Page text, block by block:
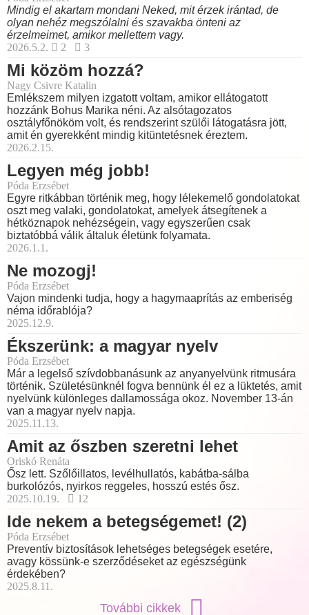
Mindig el akartam mondani Neked, mit érzek irántad, de
olyan nehéz megszólalni és szavakba önteni az
érzelmeimet, amikor mellettem vagy.
2026.5.2.
2 3
Mi közöm hozzá?
Nagy Csivre Katalin
Emlékszem milyen izgatott voltam, amikor ellátogatott
hozzánk Bohus Marika néni. Az alsótagozatos
osztályfőnököm volt, és rendszerint szülői látogatásra jött,
amit én gyerekként mindig kitüntetésnek éreztem.
2026.2.15.
Legyen még jobb!
Póda Erzsébet
Egyre ritkábban történik meg, hogy lélekemelő gondolatokat
oszt meg valaki, gondolatokat, amelyek átsegítenek a
hétköznapok nehézségein, vagy egyszerűen csak
biztatóbbá válik általuk életünk folyamata.
2026.1.1.
Ne mozogj!
Póda Erzsébet
Vajon mindenki tudja, hogy a hagymaaprítás az emberiség
néma időrablója?
2025.12.9.
Ékszerünk: a magyar nyelv
Póda Erzsébet
Már a legelső szívdobbanásunk az anyanyelvünk ritmusára
történik. Születésünknél fogva bennünk él ez a lüktetés, amit
nyelvünk különleges dallamossága okoz. November 13-án
van a magyar nyelv napja.
2025.11.13.
Amit az őszben szeretni lehet
Oriskó Renáta
Ősz lett. Szőlőillatos, levélhullatós, kabátba-sálba
burkolózós, nyirkos reggeles, hosszú estés ősz.
2025.10.19.
12
Ide nekem a betegségemet! (2)
Póda Erzsébet
Preventív biztosítások lehetséges betegségek esetére,
avagy kössünk-e szerződéseket az egészségünk
érdekében?
2025.8.11.
További cikkek